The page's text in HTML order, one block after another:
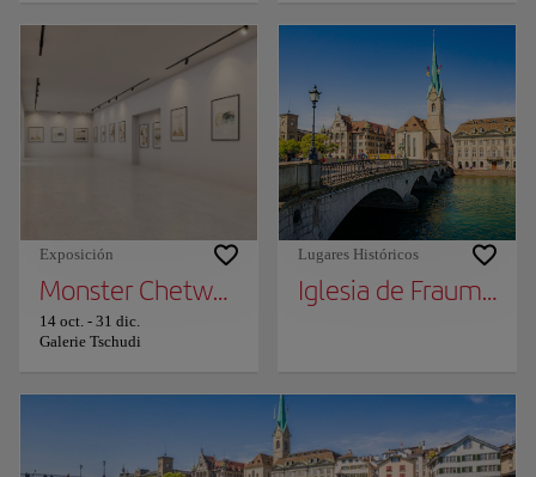
Exposición
Monster Chetwynd "Zardoz"
14 oct. - 31 dic.
Galerie Tschudi
Lugares Históricos
Iglesia de